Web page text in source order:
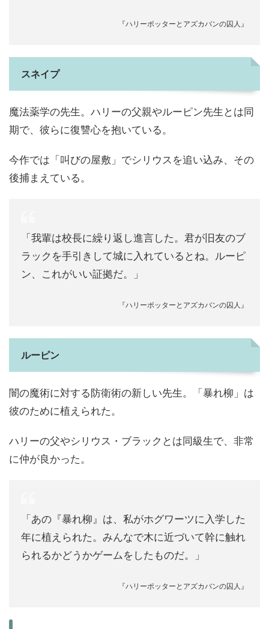
『ハリーポッターとアズカバンの囚人』
スネイプ
魔法薬学の先生。ハリーの父親やルーピン先生とは同
期で、彼らに復讐心を抱いている。
今作では「叫びの屋敷」でシリウスを追い込み、その
後捕まえている。
「我輩は校長に繰り返し進言した。君が旧友のブ
ラックを手引きして城に入れているとね。ルーピ
ン、これがいい証拠だ。」
『ハリーポッターとアズカバンの囚人』
ルーピン
闇の魔術に対する防衛術の新しい先生。「暴れ柳」は
彼のために植えられた。
ハリーの父やシリウス・ブラックとは同級生で、非常
に仲が良かった。
「あの『暴れ柳』は、私がホグワーツに入学した
年に植えられた。みんなで木に近づいて幹に触れ
られるかどうかゲームをしたものだ。」
『ハリーポッターとアズカバンの囚人』